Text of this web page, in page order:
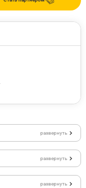
развернуть
развернуть
развернуть